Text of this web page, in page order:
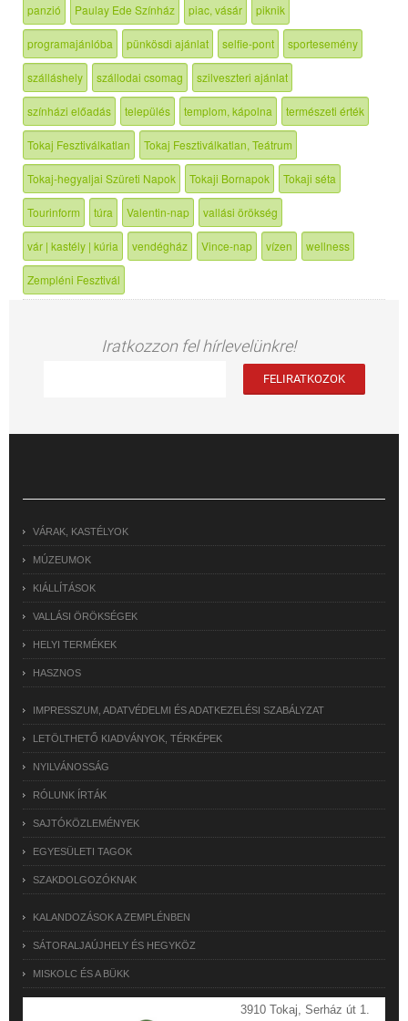
panzió Paulay Ede Színház piac, vásár piknik
programajánlóba pünkösdi ajánlat selfie-pont sportesemény
szálláshely szállodai csomag szilveszteri ajánlat
színházi előadás település templom, kápolna természeti érték
Tokaj Fesztiválkatlan Tokaj Fesztiválkatlan, Teátrum
Tokaj-hegyaljai Szüreti Napok Tokaji Bornapok Tokaji séta
Tourinform túra Valentin-nap vallási örökség
vár | kastély | kúria vendégház Vince-nap vízen wellness
Zempléni Fesztivál
Iratkozzon fel hírlevelünkre!
VÁRAK, KASTÉLYOK
MÚZEUMOK
KIÁLLÍTÁSOK
VALLÁSI ÖRÖKSÉGEK
HELYI TERMÉKEK
HASZNOS
IMPRESSZUM, ADATVÉDELMI ÉS ADATKEZELÉSI SZABÁLYZAT
LETÖLTHETŐ KIADVÁNYOK, TÉRKÉPEK
NYILVÁNOSSÁG
RÓLUNK ÍRTÁK
SAJTÓKÖZLEMÉNYEK
EGYESÜLETI TAGOK
SZAKDOLGOZÓKNAK
KALANDOZÁSOK A ZEMPLÉNBEN
SÁTORALJAÚJHELY ÉS HEGYKÖZ
MISKOLC ÉS A BÜKK
3910 Tokaj, Serház út 1.